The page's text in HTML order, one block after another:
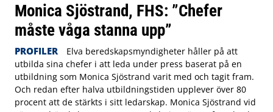
Monica Sjöstrand, FHS: ”Chefer
måste våga stanna upp”
PROFILER
Elva beredskapsmyndigheter håller på att
utbilda sina chefer i att leda under press baserat på en
utbildning som Monica Sjöstrand varit med och tagit fram.
Och redan efter halva utbildningstiden upplever över 80
procent att de stärkts i sitt ledarskap. Monica Sjöstrand vid